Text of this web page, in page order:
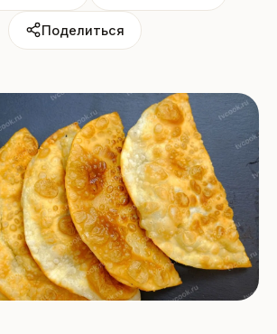
Поделиться